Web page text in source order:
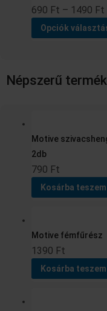
690 Ft – 1490 Ft
Opciók
Népszerű
Motive
2db
790 Ft
Kosárba teszem
Motive fémfűrész
1390 Ft
Kosárba teszem